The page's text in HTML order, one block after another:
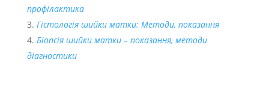
профілактика
Гістологія шийки матки: Методи, показання
Біопсія шийки матки – показання, методи
діагностики